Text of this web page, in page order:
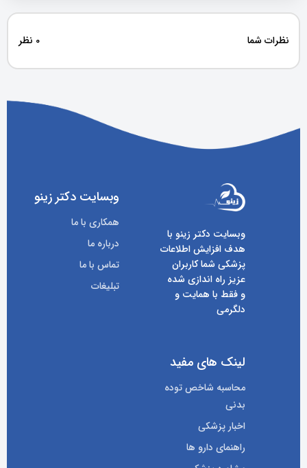
نظرات شما 0 نظر
وبسایت دکتر زینو با
هدف افزایش اطلاعات
پزشکی شما کاربران
عزیز راه اندازی شده
و فقط با همایت و
دلگرمی
وبسایت دکتر زینو
همکاری با ما
درباره ما
تماس با ما
تبلیغات
لینک های مفید
محاسبه شاخص توده
بدنی
اخبار پزشکی
راهنمای دارو ها